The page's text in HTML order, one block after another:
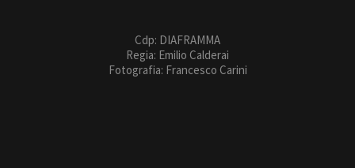
Cdp: DIAFRAMMA
Regia: Emilio Calderai
Fotografia: Francesco Carini